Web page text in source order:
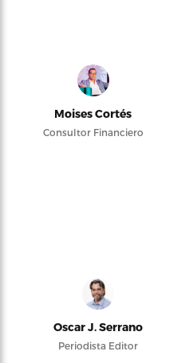
Moises Cortés
Consultor Financiero
Oscar J. Serrano
Periodista Editor